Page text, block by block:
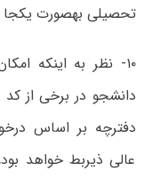
تحصیلی بهصورت
۱۰- نظر به اینکه
دانشجو در برخی از
دفترچه بر اساس
عالی ذیربط خواهد